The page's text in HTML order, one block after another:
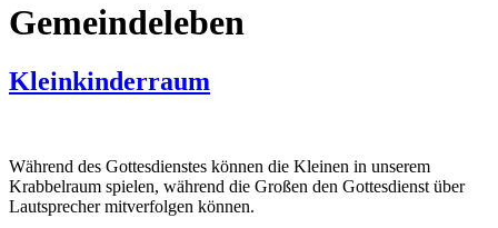
Gemeindeleben
Kleinkinderraum
Während des Gottesdienstes können die Kleinen in unserem
Krabbelraum spielen, während die Großen den Gottesdienst über
Lautsprecher mitverfolgen können.